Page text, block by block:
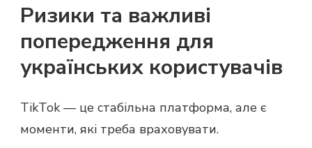
Ризики та важливі
попередження для
українських користувачів
TikTok — це стабільна платформа, але є
моменти, які треба враховувати.